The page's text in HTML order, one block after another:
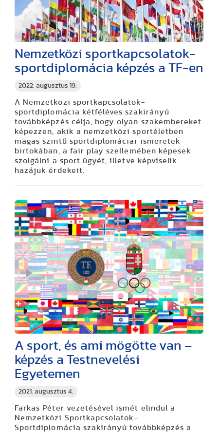
2022. augusztus 19.
Nemzetközi sportkapcsolatok-
sportdiplomácia képzés a TF-en
A Nemzetközi sportkapcsolatok-
sportdiplomácia kétféléves szakirányú
továbbképzés célja, hogy olyan szakembereket
képezzen, akik a nemzetközi sportéletben
magas szintű sportdiplomáciai ismeretek
birtokában, a fair play szellemében képesek
szolgálni a sport ügyét, illetve képviselik
hazájuk érdekeit.
2021. augusztus 4.
A sport, és ami mögötte van –
képzés a Testnevelési
Egyetemen
Farkas Péter vezetésével ismét elindul a
Nemzetközi Sportkapcsolatok–
Sportdiplomácia szakirányú továbbképzés a